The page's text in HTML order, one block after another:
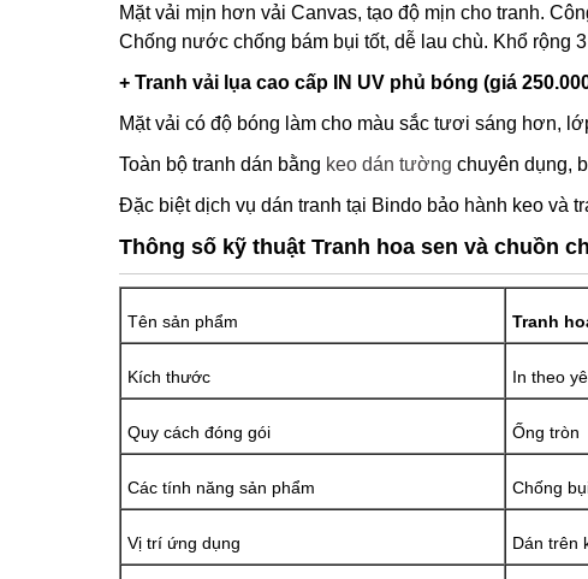
Mặt vải mịn hơn vải Canvas, tạo độ mịn cho tranh.
Chống nước chống bám bụi tốt, dễ lau chù. Khổ rộng
+ Tranh vải lụa cao cấp IN UV phủ bóng (giá
Mặt vải có độ bóng làm cho màu sắc tươi sáng hơn,
Toàn bộ tranh dán bằng keo dán tường chuyên dụng,
Đặc biệt dịch vụ dán tranh tại Bindo bảo hành keo và
Thông số kỹ thuật Tranh hoa sen và chuồn
Tên sản phẩm Tranh
Kích thước In theo
Quy cách đóng gói Ống tròn
Các tính năng sản phẩm Chống
Vị trí ứng dụng Dán trên